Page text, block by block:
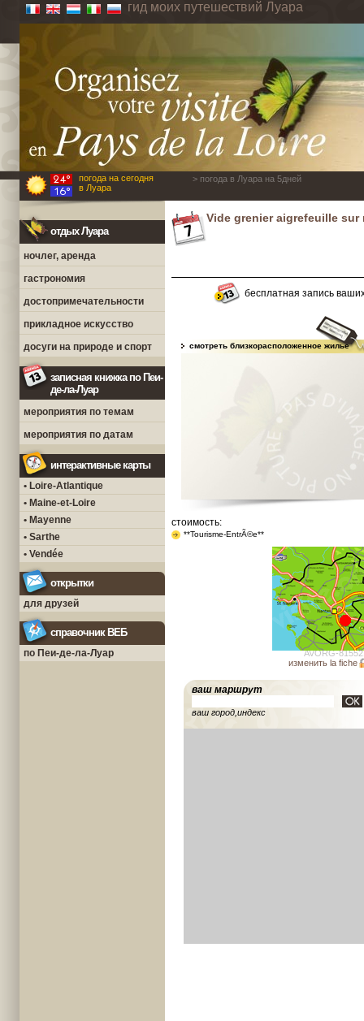
гид моих путешествий Луара
погода на сегодня
в Луара
> погода в Луара на 5дней
отдых Луара
ночлег, аренда
гастрономия
достопримечательности
прикладное искусство
досуги на природе и спорт
записная книжка по Пеи-
де-ла-Луар
мероприятия по темам
мероприятия по датам
интерактивные карты
• Loire-Atlantique
• Maine-et-Loire
• Mayenne
• Sarthe
• Vendée
открытки
для друзей
справочник ВЕБ
по Пеи-де-ла-Луар
Vide grenier aigrefeuille sur
бесплатная запись
смотреть близкорасположенное жилье
стоимость:
**Tourisme-EntrÃ©e**
AVORG-
изменить la fiche
ваш маршрут
ваш город,индекс